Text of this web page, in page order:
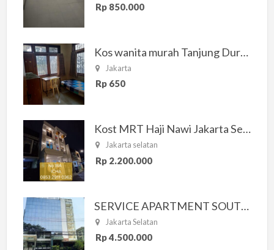
Rp 850.000
Kos wanita murah Tanjung Duren Jakarta Barat
Jakarta
Rp 650
Kost MRT Haji Nawi Jakarta Selatan
Jakarta selatan
Rp 2.200.000
SERVICE APARTMENT SOUTH RESIDENCE
Jakarta Selatan
Rp 4.500.000